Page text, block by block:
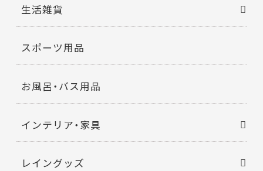
生活雑貨
スポーツ用品
お風呂・バス用品
インテリア・家具
レイングッズ